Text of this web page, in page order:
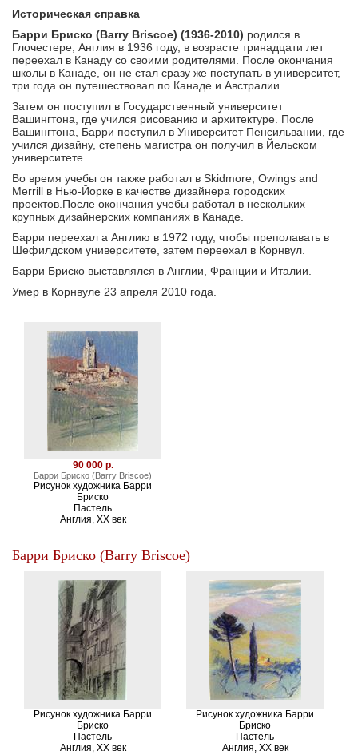
Историческая справка
Барри Бриско (Barry Briscoe) (1936-2010) родился в
Глочестере, Англия в 1936 году, в возрасте тринадцати лет
переехал в Канаду со своими родителями. После окончания
школы в Канаде, он не стал сразу же поступать в университет,
три года он путешествовал по Канаде и Австралии.
Затем он поступил в Государственный университет
Вашингтона, где учился рисованию и архитектуре. После
Вашингтона, Барри поступил в Университет Пенсильвании, где
учился дизайну, степень магистра он получил в Йельском
университете.
Во время учебы он также работал в Skidmore, Owings and
Merrill в Нью-Йорке в качестве дизайнера городских
проектов.После окончания учебы работал в нескольких
крупных дизайнерских компаниях в Канаде.
Барри переехал а Англию в 1972 году, чтобы преполавать в
Шефилдском университете, затем переехал в Корнвул.
Барри Бриско выставлялся в Англии, Франции и Италии.
Умер в Корнвуле 23 апреля 2010 года.
90 000 р.
Барри Бриско (Barry Briscoe)
Рисунок художника Барри
Бриско
Пастель
Англия, XX век
Барри Бриско (Barry Briscoe)
Рисунок художника Барри
Бриско
Пастель
Англия, XX век
Рисунок художника Барри
Бриско
Пастель
Англия, XX век